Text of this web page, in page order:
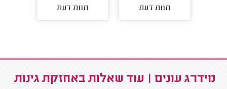
חוות דעת חוות דעת
מידרג עונים | עוד שאלות באחזקת גינות